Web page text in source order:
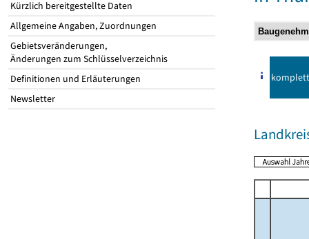
Kürzlich bereitgestellte Daten
Allgemeine Angaben, Zuordnungen
Gebietsveränderungen,
Änderungen zum Schlüsselverzeichnis
Definitionen und Erläuterungen
Newsletter
komplett